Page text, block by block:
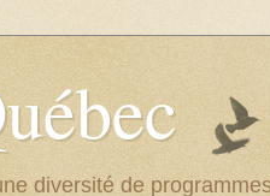
diversité de